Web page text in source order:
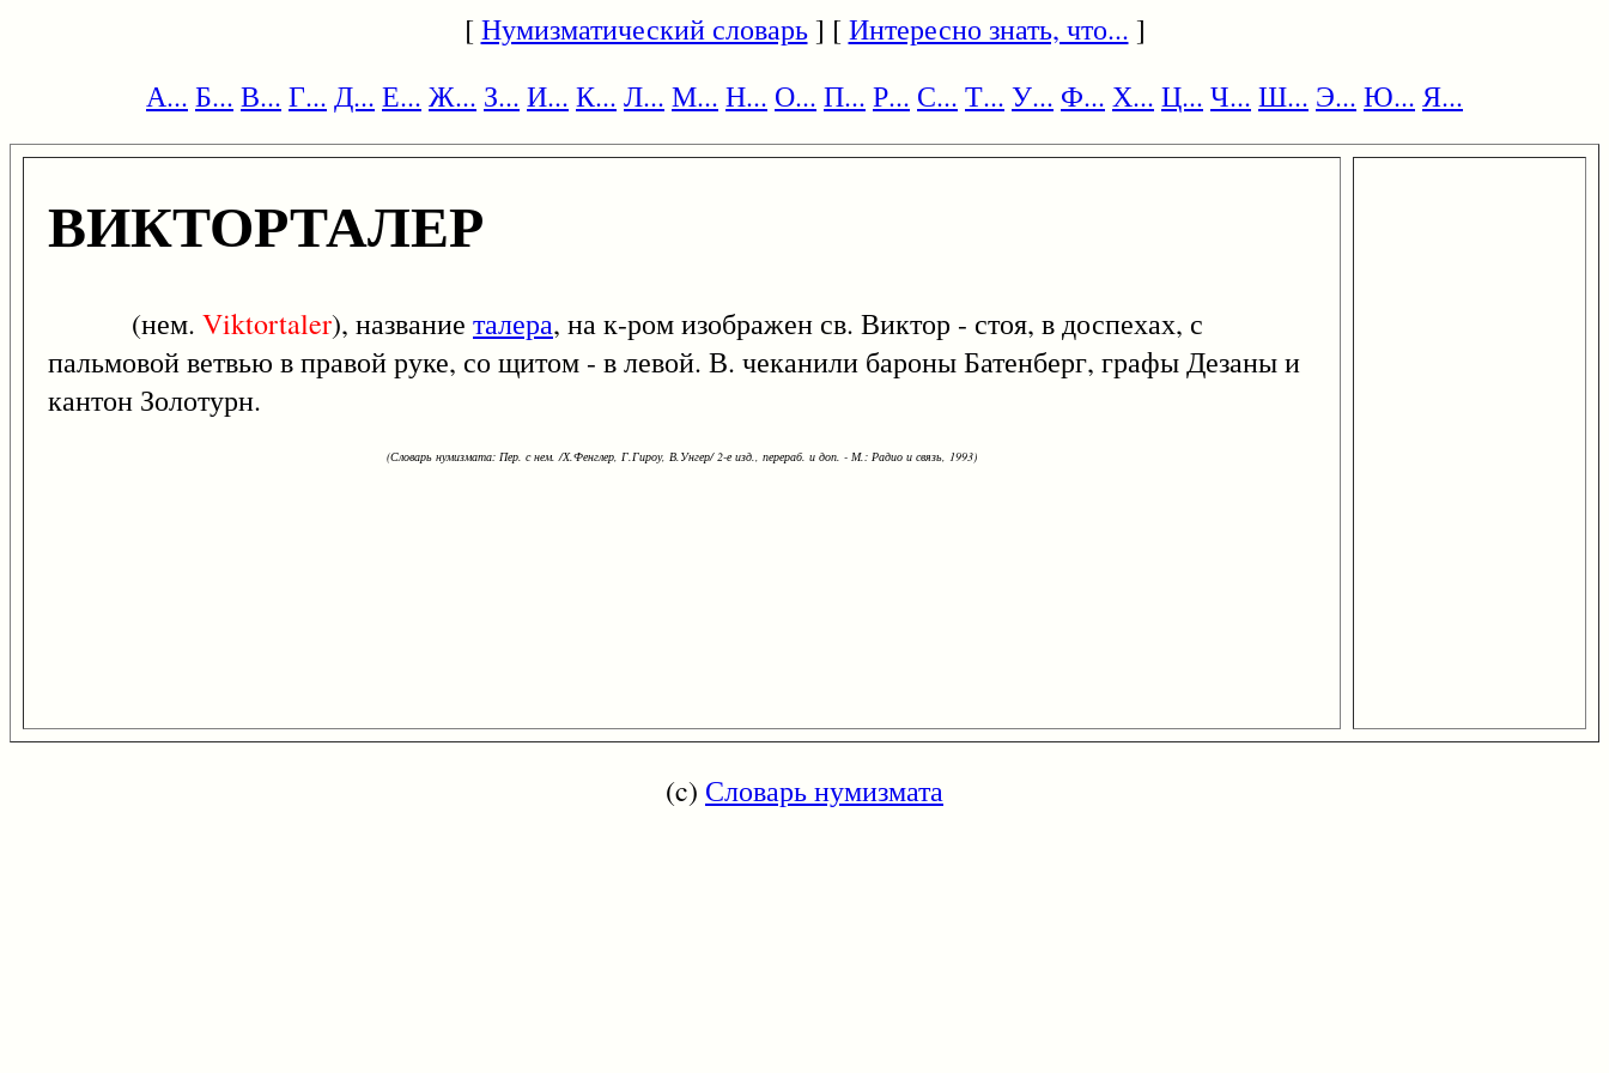
[Нумизматический словарь] [Интересно знать, что... ]
А... Б... В... Г... Д... Е... Ж... З... И... К... Л... М... Н... О... П... Р... С... Т... У... Ф... Х... Ц... Ч... Ш... Э... Ю... Я...
ВИКТОРТАЛЕР
(нем. Viktortaler), название талера, на к-ром изображен св. Виктор - стоя, в доспехах, с
пальмовой ветвью в правой руке, со щитом - в левой. В. чеканили бароны Батенберг, графы Дезаны и
кантон Золотурн.
(Словарь нумизмата: Пер. с нем. /Х.Фенглер, Г.Гироу, В.Унгер/ 2-е изд., перераб. и доп. - М.: Радио и связь, 1993)
(c) Словарь нумизмата